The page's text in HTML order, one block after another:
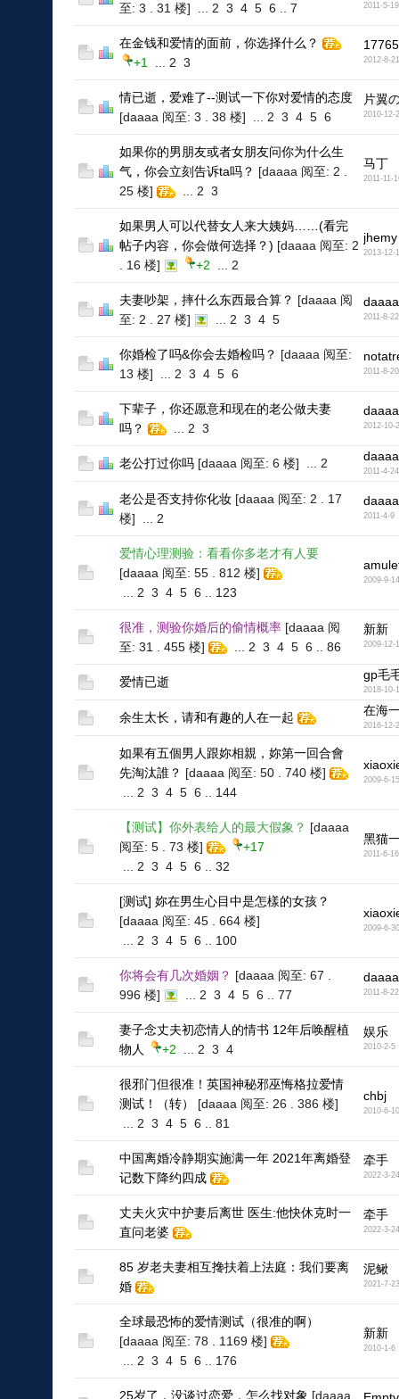
至: 3 . 31 楼]
2 3 4 5 6 7 2011-5-19
在金钱和爱情的面前，你选择什么？
+1
2 3 2012-8-21
情已逝，爱难了--测试一下你对爱情的态度
[daaaa 阅至: 3 . 38 楼]
2 3 4 5 6
片翼
2010-12-
如果你的男朋友或者女朋友问你为什么生
气，你会立刻告诉ta吗？ [daaaa 阅至: 2 .
25 楼]
2 3
马丁
2011-11-
如果男人可以代替女人来大姨妈……(看完
帖子内容，你会做何选择？) [daaaa 阅至: 2
. 16 楼]
+2 2
jhemy
2013-12-
夫妻吵架，摔什么东西最合算？ [daaaa 阅
至: 2 . 27 楼]
2 3 4 5
daaaa
2011-8-22
你婚检了吗&你会去婚检吗？ [daaaa 阅至:
13 楼]
2 3 4 5 6 2011-8-20
下辈子，你还愿意和现在的老公做夫妻
吗？
2 3
daaaa
2012-10-
老公打过你吗 [daaaa 阅至: 6 楼] 2 daaaa
2011-4-24
老公是否支持你化妆 [daaaa 阅至: 2 . 17
楼]
2
daaaa
2011-4-9
爱情心理测验：看看你多老才有人要
[daaaa 阅至: 55 . 812 楼]
2 3 4 5 6 123
2009-9-14
很准，测验你婚后的偷情概率 [daaaa 阅
至: 31 . 455 楼]
2 3 4 5 6 86
新新
2009-12-1
爱情已逝 gp毛
2018-10-
余生太长，请和有趣的人在一起 在海
2016-12-
如果有五個男人跟妳相親，妳第一回合會
先淘汰誰？ [daaaa 阅至: 50 . 740 楼]
2 3 4 5 6 144
2009-6-15
【测试】你外表给人的最大假象？ [daaaa
阅至: 5 . 73 楼]
+17
2 3 4 5 6 32
黑猫
2011-6-16
[测试] 妳在男生心目中是怎樣的女孩？
[daaaa 阅至: 45 . 664 楼]
2 3 4 5 6 100
2009-6-30
你将会有几次婚姻？ [daaaa 阅至: 67 .
996 楼]
2 3 4 5 6 77
daaaa
2011-8-22
妻子念丈夫初恋情人的情书 12年后唤醒植
物人
+2 2 3 4
娱乐
2010-2-5
很邪门但很准！英国神秘邪巫悔格拉爱情
测试！（转）
[daaaa 阅至: 26 . 386 楼]
2 3 4 5 6 81
chbj
2010-6-10
中国离婚冷静期实施满一年 2021年离婚登
记数下降约四成
牵手
2022-3-24
丈夫火灾中护妻后离世 医生:他快休克时一
直问老婆
牵手
2022-3-24
85 岁老夫妻相互搀扶着上法庭：我们要离
婚
泥鳅
2021-7-23
全球最恐怖的爱情测试（很准的啊）
[daaaa 阅至: 78 . 1169 楼]
2 3 4 5 6 176
新新
2010-1-6
25岁了，没谈过恋爱，怎么找对象 [daaaa